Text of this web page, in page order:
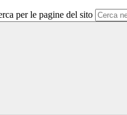
per le pagine del sito